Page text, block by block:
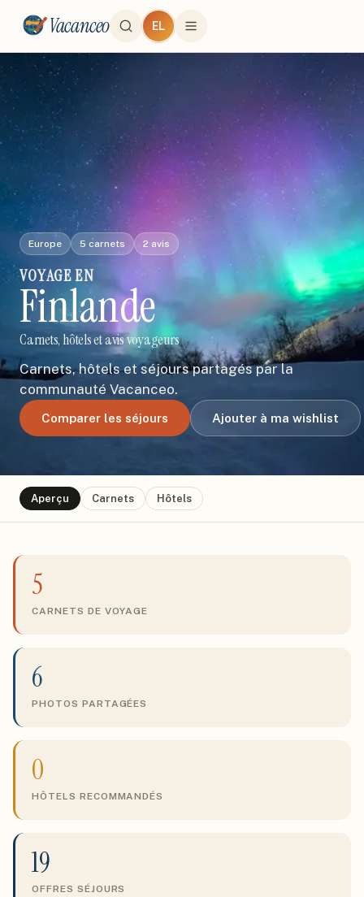
Vacanceo EL
Europe 5 carnets 2 avis
VOYAGEEN
Finlande
Carnets, hôtels et avis voyageurs
Carnets, hôtels et séjours partagés par la
communauté Vacanceo.
Comparer les séjours Ajouter à ma wishlist
Aperçu Carnets Hôtels
5
CARNETS DE VOYAGE
6
PHOTOS PARTAGÉES
0
HÔTELS RECOMMANDÉS
19
OFFRES SÉJOURS